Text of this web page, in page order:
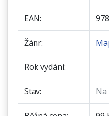
EAN:
Žánr:
Rok vydání:
Stav: Na